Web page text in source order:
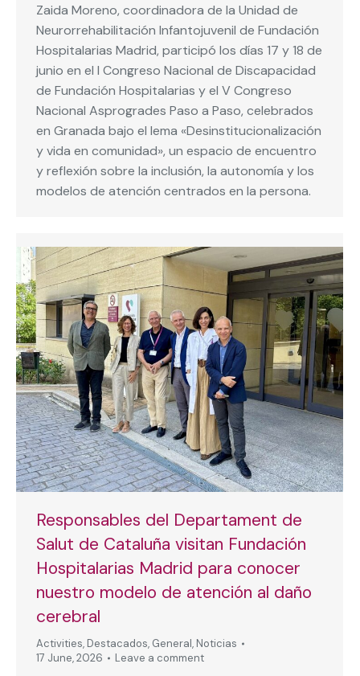
Zaida Moreno, coordinadora de la Unidad de
Neurorrehabilitación Infantojuvenil de Fundación
Hospitalarias Madrid, participó los días 17 y 18 de
junio en el I Congreso Nacional de Discapacidad
de Fundación Hospitalarias y el V Congreso
Nacional Asprogrades Paso a Paso, celebrados
en Granada bajo el lema «Desinstitucionalización
y vida en comunidad», un espacio de encuentro
y reflexión sobre la inclusión, la autonomía y los
modelos de atención centrados en la persona.
Responsables del Departament de
Salut de Cataluña visitan Fundación
Hospitalarias Madrid para conocer
nuestro modelo de atención al daño
cerebral
Activities, Destacados, General, Noticias
17 June, 2026
Leave a comment